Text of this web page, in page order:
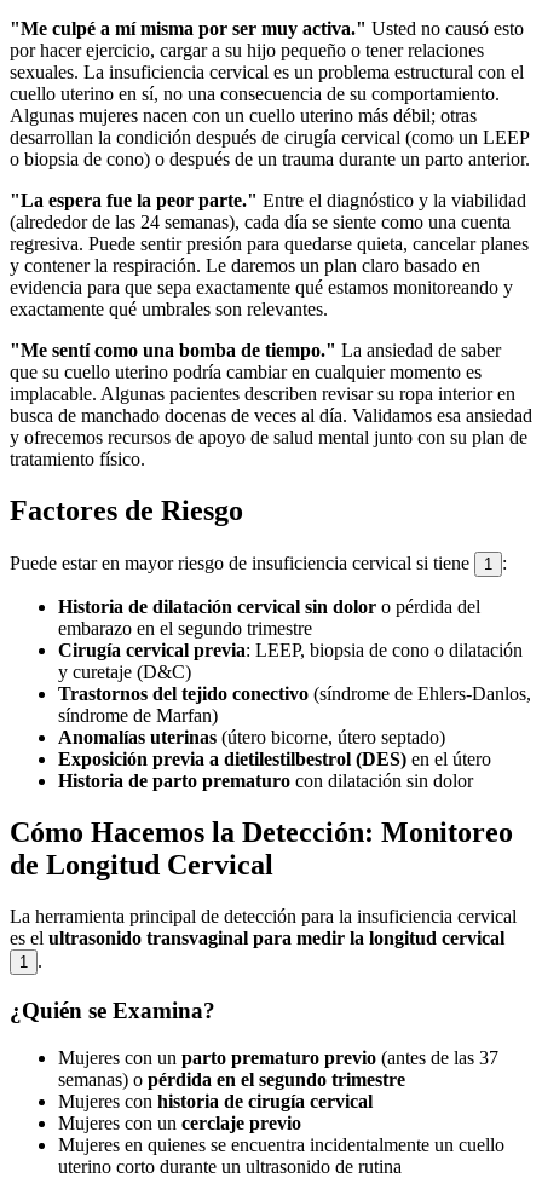
"Me culpé a mí misma por ser muy activa." Usted no causó esto
por hacer ejercicio, cargar a su hijo pequeño o tener relaciones
sexuales. La insuficiencia cervical es un problema estructural con el
cuello uterino en sí, no una consecuencia de su comportamiento.
Algunas mujeres nacen con un cuello uterino más débil; otras
desarrollan la condición después de cirugía cervical (como un LEEP
o biopsia de cono) o después de un trauma durante un parto anterior.
"La espera fue la peor parte." Entre el diagnóstico y la viabilidad
(alrededor de las 24 semanas), cada día se siente como una cuenta
regresiva. Puede sentir presión para quedarse quieta, cancelar planes
y contener la respiración. Le daremos un plan claro basado en
evidencia para que sepa exactamente qué estamos monitoreando y
exactamente qué umbrales son relevantes.
"Me sentí como una bomba de tiempo." La ansiedad de saber
que su cuello uterino podría cambiar en cualquier momento es
implacable. Algunas pacientes describen revisar su ropa interior en
busca de manchado docenas de veces al día. Validamos esa ansiedad
y ofrecemos recursos de apoyo de salud mental junto con su plan de
tratamiento físico.
Factores de Riesgo
Puede estar en mayor riesgo de insuficiencia cervical si tiene 1 :
Historia de dilatación cervical sin dolor o pérdida del
embarazo en el segundo trimestre
Cirugía cervical previa: LEEP, biopsia de cono o dilatación
y curetaje (D&C)
Trastornos del tejido conectivo (síndrome de Ehlers-Danlos,
síndrome de Marfan)
Anomalías uterinas (útero bicorne, útero septado)
Exposición previa a dietilestilbestrol (DES) en el útero
Historia de parto prematuro con dilatación sin dolor
Cómo Hacemos la Detección: Monitoreo
de Longitud Cervical
La herramienta principal de detección para la insuficiencia cervical
es el ultrasonido transvaginal para medir la longitud cervical
1 .
¿Quién se Examina?
Mujeres con un parto prematuro previo (antes de las 37
semanas) o pérdida en el segundo trimestre
Mujeres con historia de cirugía cervical
Mujeres con un cerclaje previo
Mujeres en quienes se encuentra incidentalmente un cuello
uterino corto durante un ultrasonido de rutina